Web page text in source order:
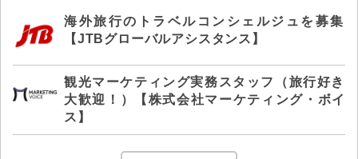
海外旅行のトラベルコンシェルジュを募集
【JTBグローバルアシスタンス】
観光マーケティング実務スタッフ（旅行好き
大歓迎！）【株式会社マーケティング・ボイ
ス】